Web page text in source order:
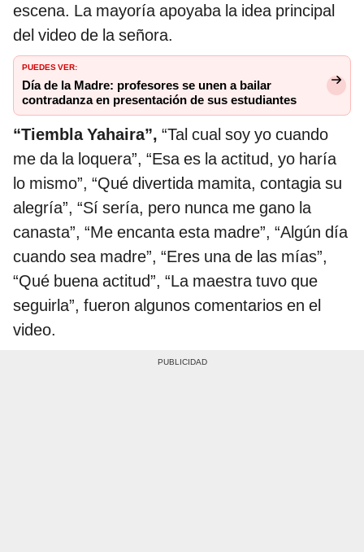
escena. La mayoría apoyaba la idea principal
del video de la señora.
PUEDES VER:
Día de la Madre: profesores se unen a bailar
contradanza en presentación de sus estudiantes
“Tiembla Yahaira”, “Tal cual soy yo cuando
me da la loquera”, “Esa es la actitud, yo haría
lo mismo”, “Qué divertida mamita, contagia su
alegría”, “Sí sería, pero nunca me gano la
canasta”, “Me encanta esta madre”, “Algún día
cuando sea madre”, “Eres una de las mías”,
“Qué buena actitud”, “La maestra tuvo que
seguirla”, fueron algunos comentarios en el
video.